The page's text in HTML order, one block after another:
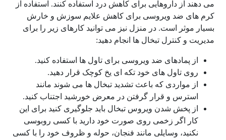
می دهند از داروهایی برای کاهش درد استفاده کنند. استفاده از
کرم های ضد ویروسی برای کاهش علایم سوزش و خارش
بسیار موثر است. در منزل نیز می توانید کارهای زیر را برای
مدیریت و کنترل تبخال ها انجام دهید:
از پمادهای ضد ویروسی برای تاول ها استفاده کنید.
روی تاول های خود تکه ای یخ کوچک قرار دهید.
از مواردی که باعث تشدید تبخال ها می شوند مانند
استرس و قرار گرفتن در معرض خورشید اجتناب کنید.
از پخش شدن ویروس تبخال باید جلوگیری کنید برای این
کار اگر زخمی روی صورت خود دارید با کسی روبوسی
نکنید، وسایلی مانند فنجان، حوله و ظروف خود را با کسی